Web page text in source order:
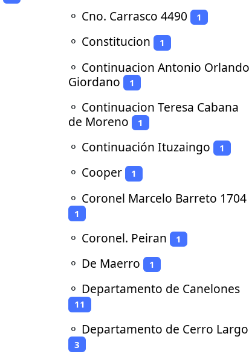
⚬ Cno. Carrasco 4490 1
⚬ Constitucion 1
⚬ Continuacion Antonio Orlando
Giordano
1
⚬ Continuacion Teresa Cabana
de Moreno
1
⚬ Continuación Ituzaingo 1
⚬ Cooper 1
⚬ Coronel Marcelo Barreto 1704
1
⚬ Coronel. Peiran 1
⚬ De Maerro 1
⚬ Departamento de Canelones
11
⚬ Departamento de Cerro Largo
3